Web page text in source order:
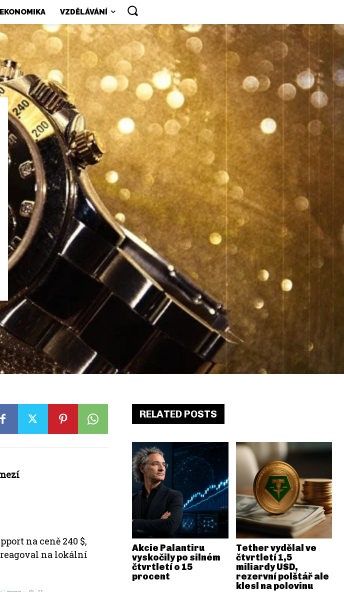
EKONOMIKA VZDĚLÁVÁNÍ
na ceně 240 $,
na lokální
RELATED POSTS
Akcie Palantiru
vyskočily po silném
čtvrtletí o 15
procent
Tether vydělal ve
čtvrtletí 1,5
miliardy USD,
rezervní polštář ale
klesl na polovinu